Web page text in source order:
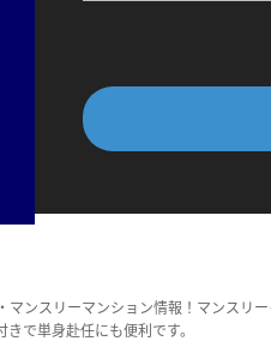
ンスリーマンション情報！マンス
で単身赴任にも便利です。